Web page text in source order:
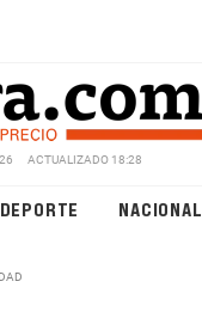
ACTUALIZADO 18:28
DEPORTE NACIONAL